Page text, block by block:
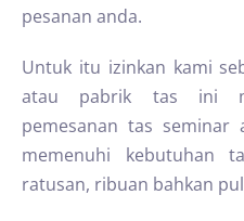
pesanan anda.
Untuk itu izinkan kami
atau pabrik tas ini
pemesanan tas seminar
memenuhi kebutuhan
ratusan, ribuan bahkan